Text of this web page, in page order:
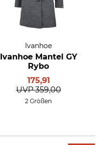
Ivanhoe
Ivanhoe Mantel GY
Rybo
175,91
UVP 359,00
2 Größen